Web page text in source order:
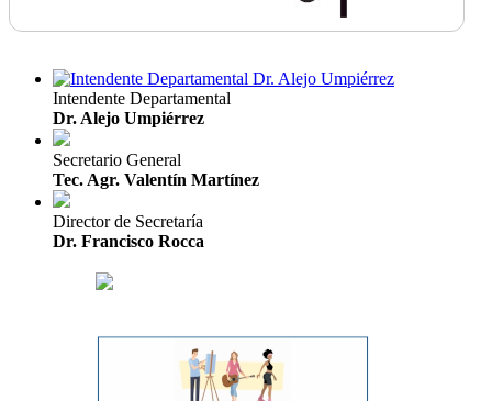
Intendente Departamental
Dr. Alejo Umpiérrez
Secretario General
Tec. Agr. Valentín Martínez
Director de Secretaría
Dr. Francisco Rocca